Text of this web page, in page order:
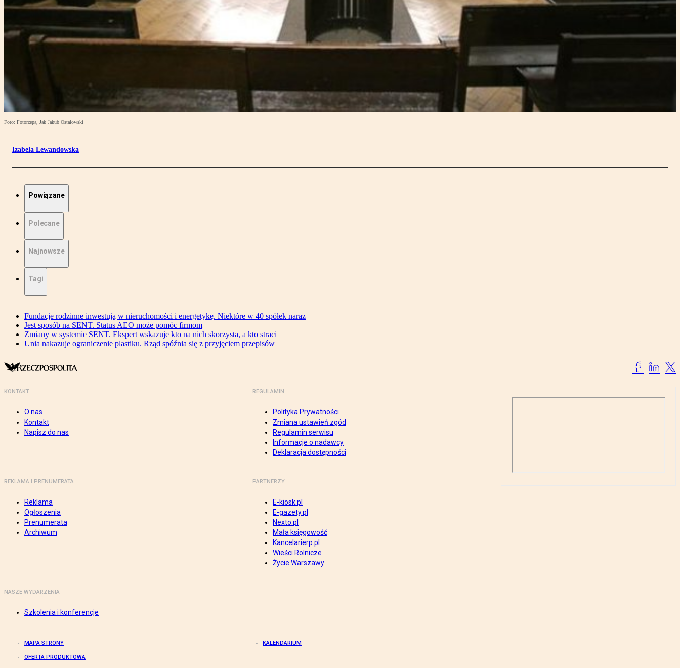
Foto: Fotorzepa, Jak Jakub Ostałowski
Izabela Lewandowska
Powiązane
Polecane
Najnowsze
Tagi
Fundacje rodzinne inwestują w nieruchomości i energetykę. Niektóre w 40 spółek naraz
Jest sposób na SENT. Status AEO może pomóc firmom
Zmiany w systemie SENT. Ekspert wskazuje kto na nich skorzysta, a kto straci
Unia nakazuje ograniczenie plastiku. Rząd spóźnia się z przyjęciem przepisów
KONTAKT
O nas
Kontakt
Napisz do nas
REGULAMIN
Polityka Prywatności
Zmiana ustawień zgód
Regulamin serwisu
Informacje o nadawcy
Deklaracja dostępności
REKLAMA I PRENUMERATA
Reklama
Ogłoszenia
Prenumerata
Archiwum
PARTNERZY
E-kiosk.pl
E-gazety.pl
Nexto.pl
Mała księgowość
Kancelarierp.pl
Wieści Rolnicze
Życie Warszawy
NASZE WYDARZENIA
Szkolenia i konferencje
MAPA STRONY KALENDARIUM
OFERTA PRODUKTOWA